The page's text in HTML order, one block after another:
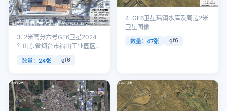
3. 2米高分六号GF6卫星2024
年山东省烟台市福山工业园区卫
数量：24张 gf6
4. GF6卫星瑶镇水库及周边2米
卫星图像
数量：47张 gf6